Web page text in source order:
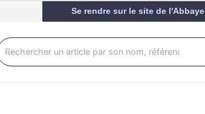
Se rendre sur le site de l'Abbaye